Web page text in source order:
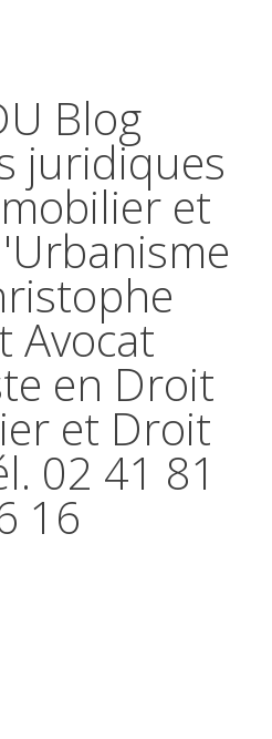
Blog
juridiques
et
Avocat
en Droit
et Droit
02 41 81
16